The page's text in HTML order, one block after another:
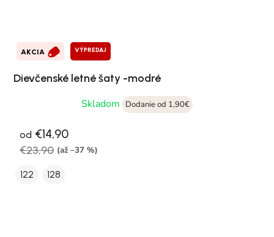
AKCIA VÝPREDAJ
Dievčenské letné šaty -modré
Skladom
Dodanie od 1,90€
od €14,90
€23,90 (až –37 %)
122 128